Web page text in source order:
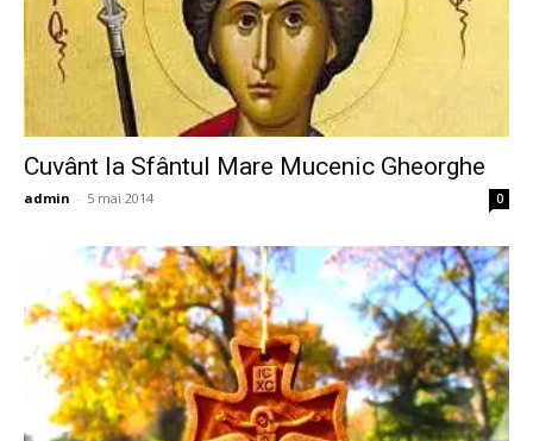
Cuvânt la Sfântul Mare Mucenic Gheorghe
admin - 5 mai 2014 0